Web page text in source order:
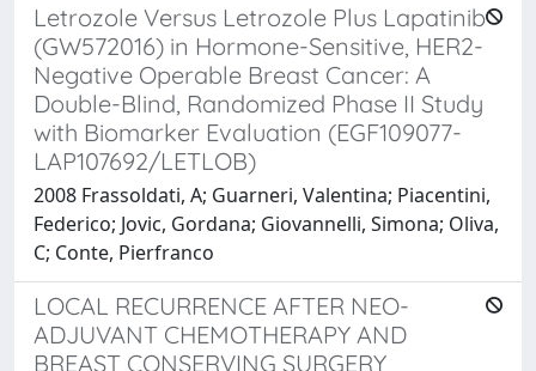
Letrozole Versus Letrozole Plus Lapatinib
(GW572016) in Hormone-Sensitive, HER2-
Negative Operable Breast Cancer: A
Double-Blind, Randomized Phase II Study
with Biomarker Evaluation (EGF109077-
LAP107692/LETLOB)
2008 Frassoldati, A; Guarneri, Valentina; Piacentini,
Federico; Jovic, Gordana; Giovannelli, Simona; Oliva,
C; Conte, Pierfranco
LOCAL RECURRENCE AFTER NEO-
ADJUVANT CHEMOTHERAPY AND
BREAST CONSERVING SURGERY